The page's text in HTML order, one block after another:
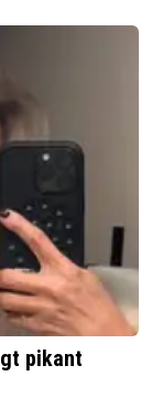
pikant